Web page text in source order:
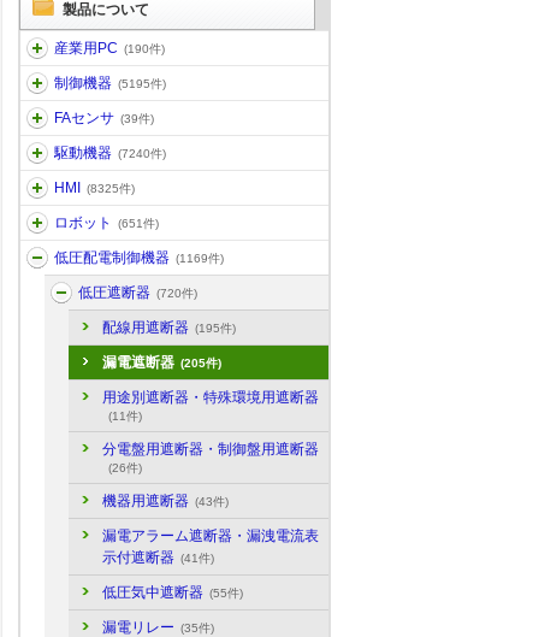
製品について
産業用PC (190件)
制御機器 (5195件)
FAセンサ (39件)
駆動機器 (7240件)
HMI (8325件)
ロボット (651件)
低圧配電制御機器 (1169件)
低圧遮断器 (720件)
配線用遮断器 (195件)
漏電遮断器 (205件)
用途別遮断器・特殊環境用遮断器
(11件)
分電盤用遮断器・制御盤用遮断器
(26件)
機器用遮断器 (43件)
漏電アラーム遮断器・漏洩電流表
示付遮断器 (41件)
低圧気中遮断器 (55件)
漏電リレー (35件)